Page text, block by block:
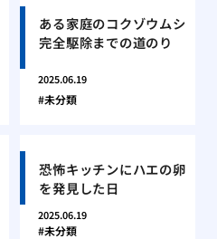
ある家庭のコクゾウムシ
完全駆除までの道のり
2025.06.19
未分類
恐怖キッチンにハエの卵
を発見した日
2025.06.19
未分類